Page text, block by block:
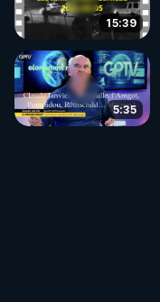
15:39
5:35